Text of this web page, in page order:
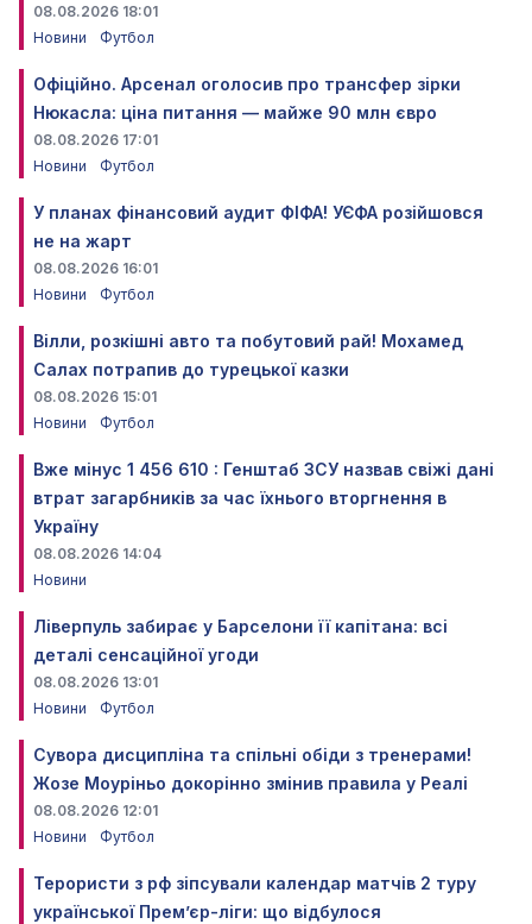
08.08.2026 18:01
Новини
Футбол
Офіційно. Арсенал оголосив про трансфер зірки
Нюкасла: ціна питання — майже 90 млн євро
08.08.2026 17:01
Новини
Футбол
У планах фінансовий аудит ФІФА! УЄФА розійшовся
не на жарт
08.08.2026 16:01
Новини
Футбол
Вілли, розкішні авто та побутовий рай! Мохамед
Салах потрапив до турецької казки
08.08.2026 15:01
Новини
Футбол
Вже мінус 1 456 610 : Генштаб ЗСУ назвав свіжі дані
втрат загарбників за час їхнього вторгнення в
Україну
08.08.2026 14:04
Новини
Ліверпуль забирає у Барселони її капітана: всі
деталі сенсаційної угоди
08.08.2026 13:01
Новини
Футбол
Сувора дисципліна та спільні обіди з тренерами!
Жозе Моуріньо докорінно змінив правила у Реалі
08.08.2026 12:01
Новини
Футбол
Терористи з рф зіпсували календар матчів 2 туру
української Прем’єр-ліги: що відбулося